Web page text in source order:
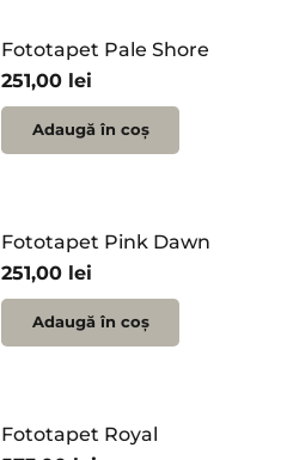
Fototapet Pale Shore
251,00 lei
Adaugă în coș
Fototapet Pink Dawn
251,00 lei
Adaugă în coș
Fototapet Royal